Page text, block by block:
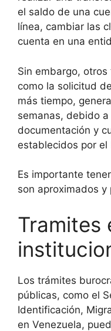
el saldo de una
línea, cambiar las
cuenta en una
Sin embargo,
como la solicitud
más tiempo,
semanas, debido
documentación y
establecidos por el
Es importante
son aproximados
Tramites
Los trámites
públicas, como el
Identificación,
en Venezuela,